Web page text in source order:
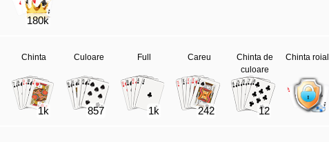
180k
Chinta
1k
Culoare
857
Full
1k
Careu
242
Chinta de
culoare
12
Chinta